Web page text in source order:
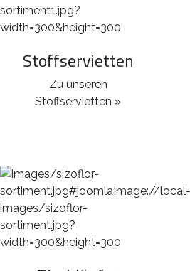
Stoffservietten
Zu unseren
Stoffservietten »